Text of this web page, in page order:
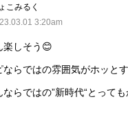
こみるく
3:20am
楽しそう😊
ならではの雰囲気がホッと
ならではの”新時代“とって